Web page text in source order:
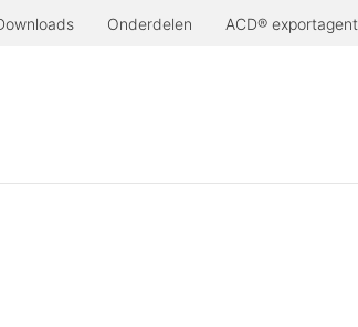
Onderdelen ACD® exportagent